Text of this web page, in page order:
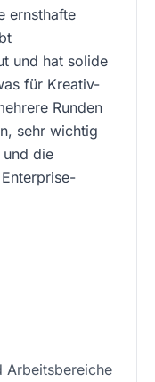
ernsthafte
und hat solide
für Kreativ-
Runden
sehr wichtig
die
Arbeitsbereiche